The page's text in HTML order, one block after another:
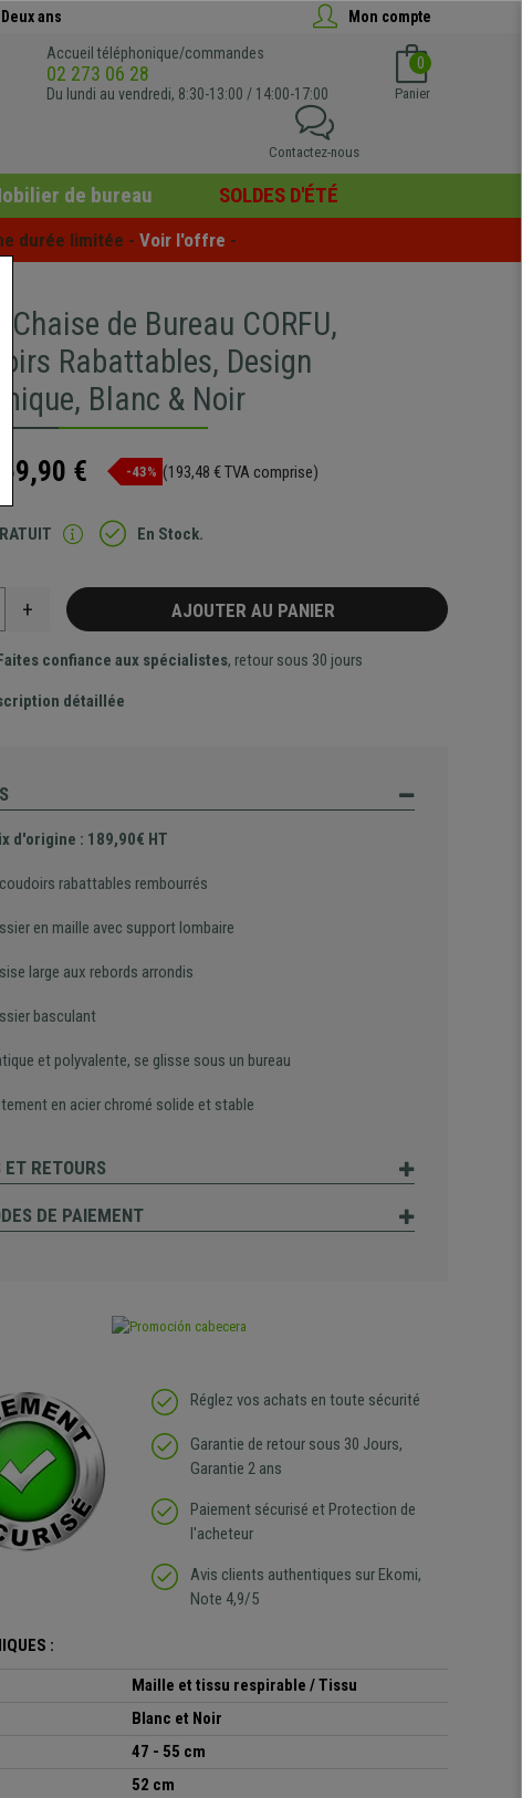
ans Mon compte
Accueil téléphonique/commandes
02 273 06 28
Du lundi au vendredi, 8:30-13:00 / 14:00-17:00
0
Panier
Contactez-nous
de bureau SOLDES D'ÉTÉ
durée limitée - Voir l'offre -
Chaise de Bureau CORFU,
Rabattables, Design
Blanc & Noir
159,90 € -43% (193,48 € TVA comprise)
En Stock.
+ AJOUTER AU PANIER
confiance aux spécialistes, retour sous 30 jours
détaillée
d'origine : 189,90€ HT
rabattables rembourrés
en maille avec support lombaire
large aux rebords arrondis
basculant
et polyvalente, se glisse sous un bureau
en acier chromé solide et stable
ET RETOURS
DE PAIEMENT
Réglez vos achats en toute sécurité
Garantie de retour sous 30 Jours,
Garantie 2 ans
Paiement sécurisé et Protection de
l'acheteur
Avis clients authentiques sur Ekomi,
Note 4,9/5
:
Maille et tissu respirable / Tissu
Blanc et Noir
47 - 55 cm
52 cm